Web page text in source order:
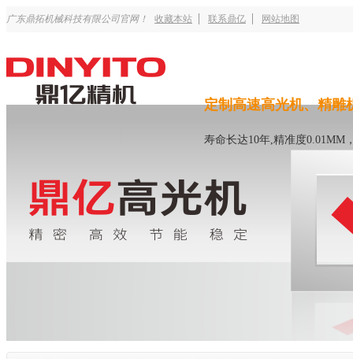
广东鼎拓机械科技有限公司官网！ 收藏本站 联系鼎亿 网站地图
定制高速高光机、精雕
寿命长达10年,精准度0.01MM